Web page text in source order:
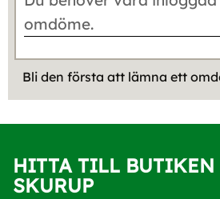
Bli den första att lämna ett
HITTA TILL
SKURUP